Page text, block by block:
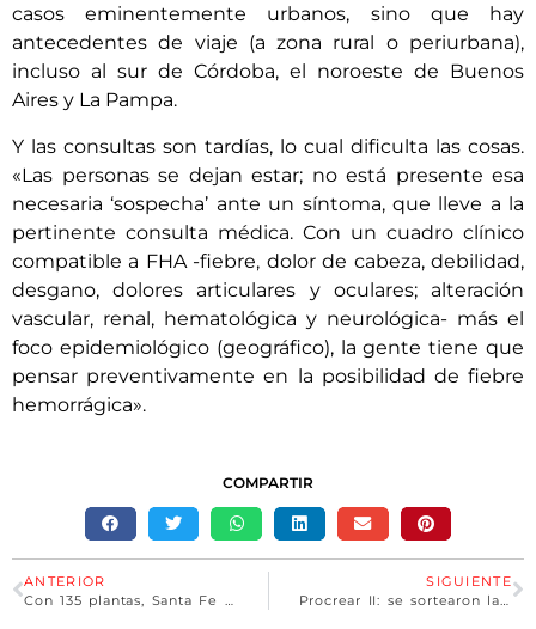
casos eminentemente urbanos, sino que hay
antecedentes de viaje (a zona rural o periurbana),
incluso al sur de Córdoba, el noroeste de Buenos
Aires y La Pampa.
Y las consultas son tardías, lo cual dificulta las cosas.
«Las personas se dejan estar; no está presente esa
necesaria ‘sospecha’ ante un síntoma, que lleve a la
pertinente consulta médica. Con un cuadro clínico
compatible a FHA -fiebre, dolor de cabeza, debilidad,
desgano, dolores articulares y oculares; alteración
vascular, renal, hematológica y neurológica- más el
foco epidemiológico (geográfico), la gente tiene que
pensar preventivamente en la posibilidad de fiebre
hemorrágica».
COMPARTIR
ANTERIOR
SIGUIENTE